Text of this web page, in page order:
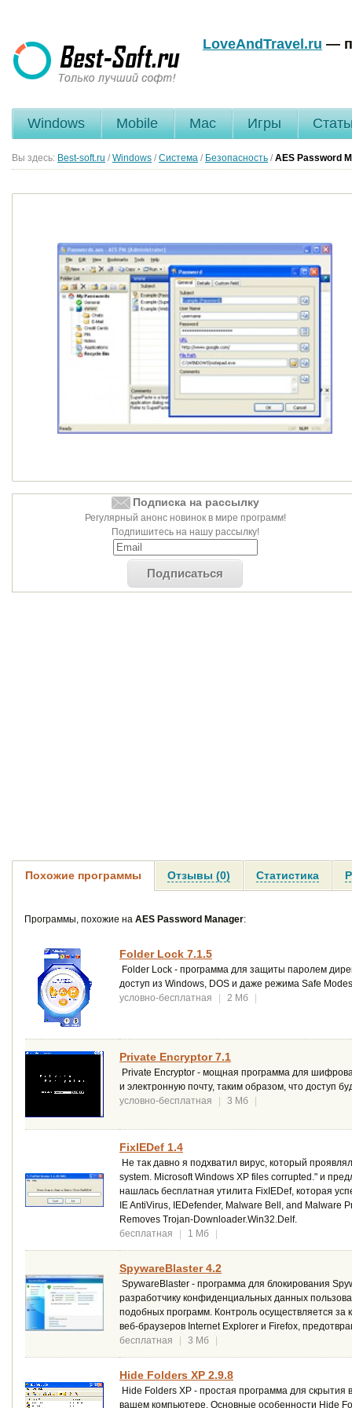
LoveAndTravel.ru —
Windows Mobile Mac Игры
Вы здесь: Best-soft.ru / Windows / Система / Безопасность / AES Password
Подписка на рассылку
Регулярный анонс новинок в мире программ!
Подпишитесь на нашу рассылку!
Подписаться
Похожие программы Отзывы (0) Статистика
Программы, похожие на AES Password Manager:
Folder Lock 7.1.5
Folder Lock - программа для защиты паролем
доступ из Windows, DOS и даже режима Safe
условно-бесплатная
| 2 Мб |
Private Encryptor 7.1
Private Encryptor - мощная программа для
и электронную почту, таким образом, что доступ
условно-бесплатная
| 3 Мб |
FixIEDef 1.4
Не так давно я подхватил вирус, который
system. Microsoft Windows XP files corrupted." и
нашлась бесплатная утилита FixIEDef, которая
IE AntiVirus, IEDefender, Malware Bell, and Malware
Removes Trojan-Downloader.Win32.Delf.
бесплатная
| 1 Мб |
SpywareBlaster 4.2
SpywareBlaster - программа для блокирования
разработчику конфиденциальных данных
подобных программ. Контроль осуществляется
веб-браузеров Internet Explorer и Firefox,
бесплатная
| 3 Мб |
Hide Folders XP 2.9.8
Hide Folders XP - простая программа для скрытия
вашем компьютере. Основные особенности Hide